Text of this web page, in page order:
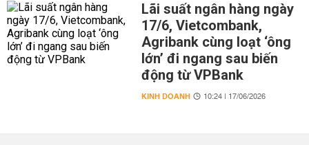
Lãi suất ngân hàng ngày
17/6, Vietcombank,
Agribank cùng loạt ‘ông
lớn’ đi ngang sau biến
động từ VPBank
KINH DOANH 10:24 | 17/06/2026